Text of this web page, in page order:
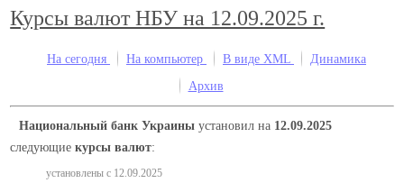
Курсы валют НБУ на 12.09.2025 г.
На сегодня На компьютер В виде XML
Динамика
Архив
Национальный банк Украины установил на 12.09.2025
следующиекурсы валют:
установлены c 12.09.2025